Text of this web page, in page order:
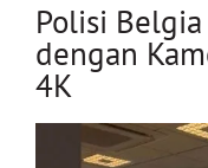
Polisi
dengan
4K